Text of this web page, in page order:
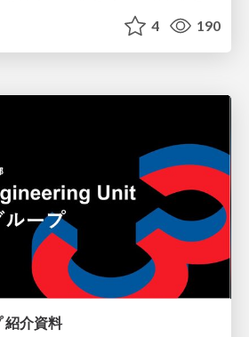
4 190
紹介資料